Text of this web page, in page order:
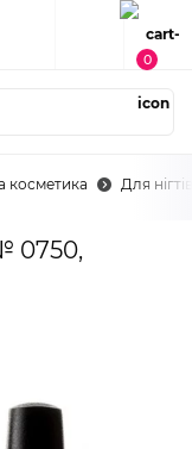
0
косметика Для нігтів
0750,